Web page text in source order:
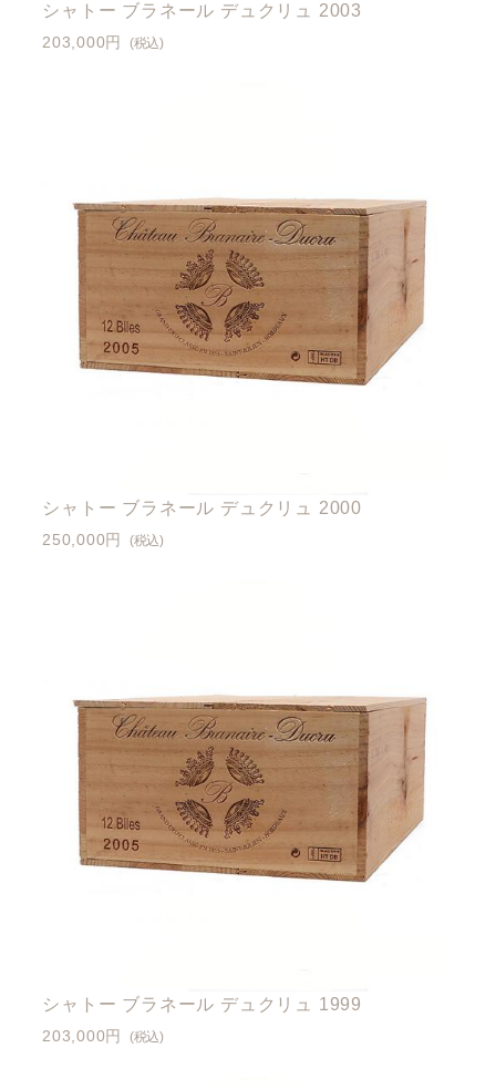
シャトー ブラネール デュクリュ 2003
203,000円 (税込)
シャトー ブラネール デュクリュ 2000
250,000円 (税込)
シャトー ブラネール デュクリュ 1999
203,000円 (税込)